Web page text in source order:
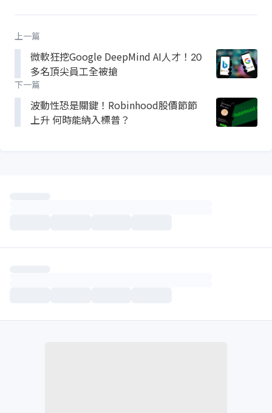
上一篇
微軟狂挖Google DeepMind AI人才！20
多名頂尖員工全被搶
下一篇
波動性恐是關鍵！Robinhood股價節節
上升 何時能納入標普？